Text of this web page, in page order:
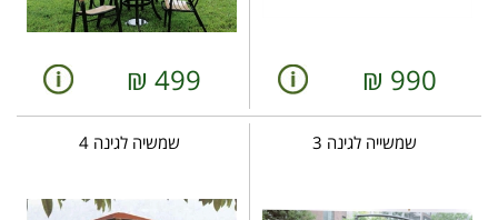
990
₪
499
₪
שמשייה לגינה 3 שמשיה לגינה 4